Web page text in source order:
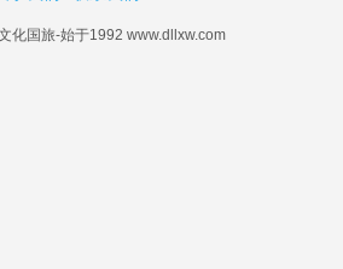
化国旅-始于1992 www.dllxw.com